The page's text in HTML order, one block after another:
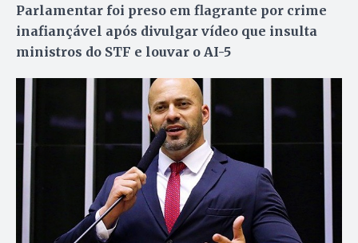
Parlamentar foi preso em flagrante por crime
inafiançável após divulgar vídeo que insulta
ministros do STF e louvar o AI-5